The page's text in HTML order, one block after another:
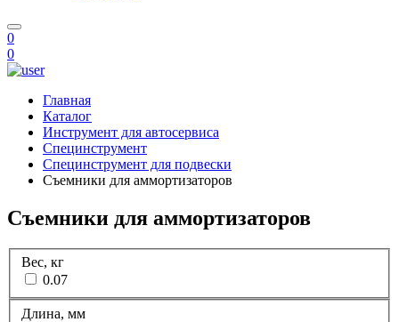
0
0
Главная
Каталог
Инструмент для автосервиса
Специнструмент
Специнструмент для подвески
Съемники для аммортизаторов
Съемники для аммортизаторов
Вес, кг
0.07
Длина, мм